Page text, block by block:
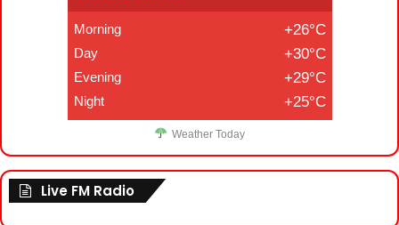
Morning +26°C
Day +30°C
Evening +29°C
Night +25°C
Weather Today
Live FM Radio